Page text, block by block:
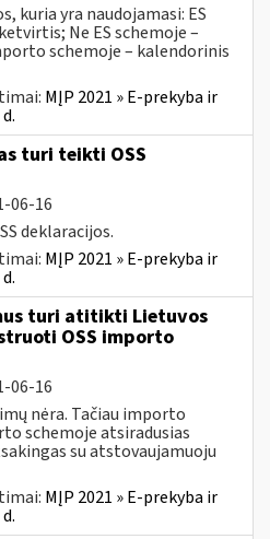
kuria yra naudojamasi: ES
Ne ES schemoje –
schemoje – kalendorinis
MĮP 2021 » E-prekyba ir
turi teikti OSS
06-16
deklaracijos.
MĮP 2021 » E-prekyba ir
turi atitikti Lietuvos
OSS importo
06-16
nėra. Tačiau importo
schemoje atsiradusias
su atstovaujamuoju
MĮP 2021 » E-prekyba ir